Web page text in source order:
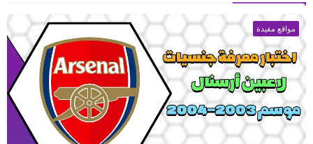
مواقع مفيدة